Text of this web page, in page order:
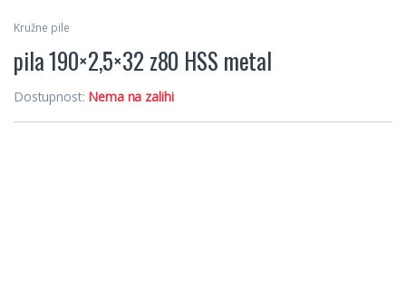
Kružne pile
pila 190×2,5×32 z80 HSS metal
Dostupnost: Nema na zalihi